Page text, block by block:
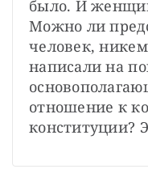
было. И
Можно ли
человек,
написали на
отношение к
конституции?